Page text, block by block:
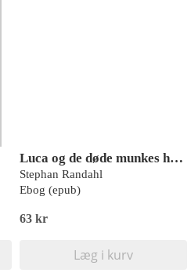
Luca og de døde munkes hemmelighed
Stephan Randahl
Ebog (epub)
63 kr
Læg i kurv